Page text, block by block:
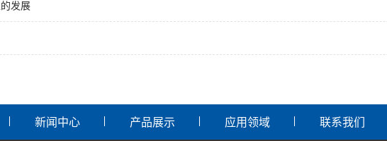
发展
新闻中心 产品展示 应用领域 联系我们